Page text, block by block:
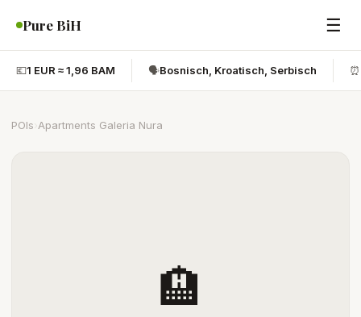
Pure BiH ☰
💶1 EUR ≈ 1,96 BAM 🗣️Bosnisch, Kroatisch, Serbisch ⏰
POIs Apartments Galeria Nura
🏨